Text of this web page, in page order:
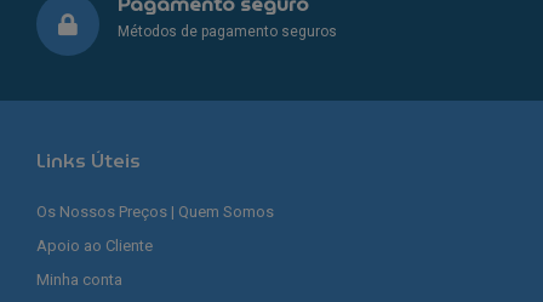
Métodos de pagamento seguros
Links Úteis
Os Nossos Preços | Quem Somos
Apoio ao Cliente
Minha conta